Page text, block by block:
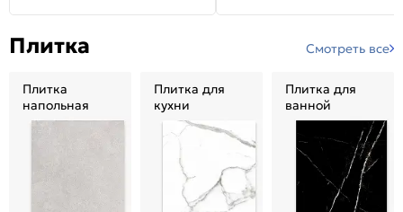
Плитка Смотреть все
Плитка
напольная
Плитка для
кухни
Плитка для
ванной